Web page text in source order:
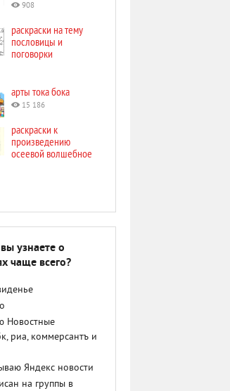
908
раскраски на тему
пословицы и
поговорки
арты тока бока
15 186
раскраски к
произведению
осеевой волшебное
узнаете о
чаще всего?
Новостные
риа, коммерсантъ и
Яндекс новости
на группы в